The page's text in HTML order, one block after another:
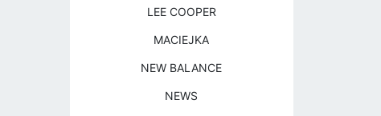
LEE COOPER
MACIEJKA
NEW BALANCE
NEWS